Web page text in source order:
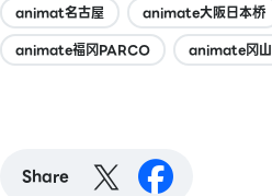
animat名古屋
animate大阪日本桥
animate福冈PARCO
animate冈山
Share